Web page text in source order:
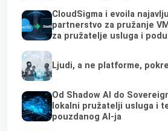
CloudSigma i evoila
partnerstvo za pružanje
za pružatelje usluga i
Ljudi, a ne platforme,
Od Shadow AI do
lokalni pružatelji usluga i
pouzdanog AI-ja